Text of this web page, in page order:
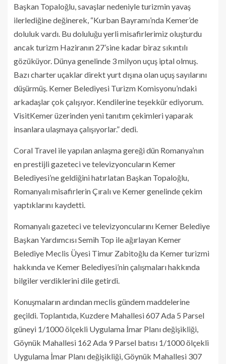
Başkan Topaloğlu, savaşlar nedeniyle turizmin yavaş
ilerlediğine değinerek, “Kurban Bayramı’nda Kemer’de
doluluk vardı. Bu doluluğu yerli misafirlerimiz oluşturdu
ancak turizm Haziranın 27’sine kadar biraz sıkıntılı
gözüküyor. Dünya genelinde 3 milyon uçuş iptal olmuş.
Bazı charter uçaklar direkt yurt dışına olan uçuş sayılarını
düşürmüş. Kemer Belediyesi Turizm Komisyonu’ndaki
arkadaşlar çok çalışıyor. Kendilerine teşekkür ediyorum.
VisitKemer üzerinden yeni tanıtım çekimleri yaparak
insanlara ulaşmaya çalışıyorlar.” dedi.
Coral Travel ile yapılan anlaşma gereği dün Romanya’nın
en prestijli gazeteci ve televizyoncuların Kemer
Belediyesi’ne geldiğini hatırlatan Başkan Topaloğlu,
Romanyalı misafirlerin Çıralı ve Kemer genelinde çekim
yaptıklarını kaydetti.
Romanyalı gazeteci ve televizyoncularını Kemer Belediye
Başkan Yardımcısı Semih Top ile ağırlayan Kemer
Belediye Meclis Üyesi Timur Zabitoğlu da Kemer turizmi
hakkında ve Kemer Belediyesi’nin çalışmaları hakkında
bilgiler verdiklerini dile getirdi.
Konuşmaların ardından meclis gündem maddelerine
geçildi. Toplantıda, Kuzdere Mahallesi 607 Ada 5 Parsel
güneyi 1/1000 ölçekli Uygulama İmar Planı değişikliği,
Göynük Mahallesi 162 Ada 9 Parsel batısı 1/1000 ölçekli
Uygulama İmar Planı değişikliği, Göynük Mahallesi 307